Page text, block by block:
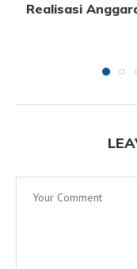
Realisasi